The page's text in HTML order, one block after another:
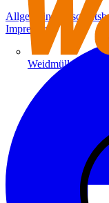
Weidmüller
Allgemeine
Impressum